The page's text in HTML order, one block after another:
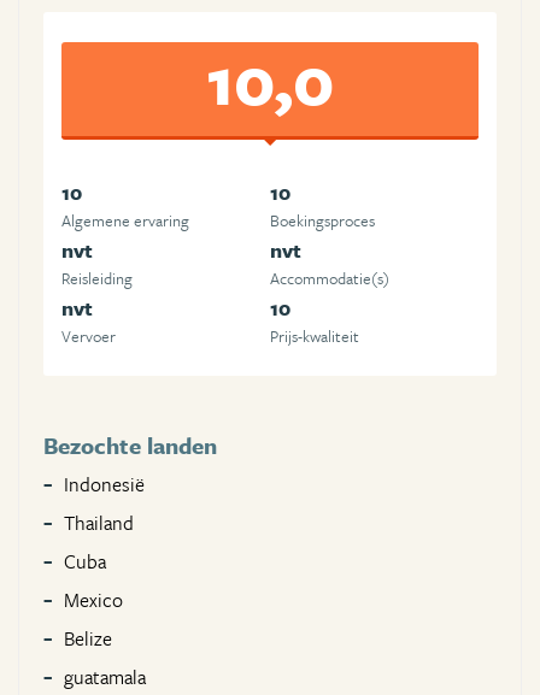
10,0
10
Algemene ervaring
10
Boekingsproces
nvt
Reisleiding
nvt
Accommodatie(s)
nvt
Vervoer
10
Prijs-kwaliteit
Bezochte landen
Indonesië
Thailand
Cuba
Mexico
Belize
guatamala